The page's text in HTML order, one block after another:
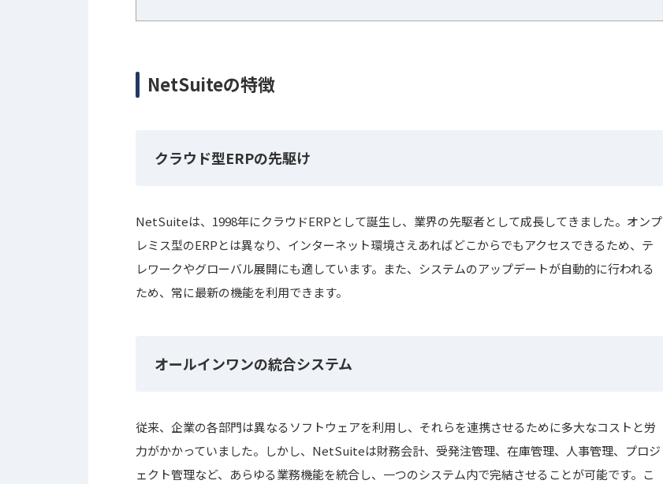
NetSuiteの特徴
クラウド型ERPの先駆け
NetSuiteは、1998年にクラウドERPとして誕生し、業界の先駆者として成長してきました。オンプ
レミス型のERPとは異なり、インターネット環境さえあればどこからでもアクセスできるため、テ
レワークやグローバル展開にも適しています。また、システムのアップデートが自動的に行われる
ため、常に最新の機能を利用できます。
オールインワンの統合システム
従来、企業の各部門は異なるソフトウェアを利用し、それらを連携させるために多大なコストと労
力がかかっていました。しかし、NetSuiteは財務会計、受発注管理、在庫管理、人事管理、プロジ
ェクト管理など、あらゆる業務機能を統合し、一つのシステム内で完結させることが可能です。こ